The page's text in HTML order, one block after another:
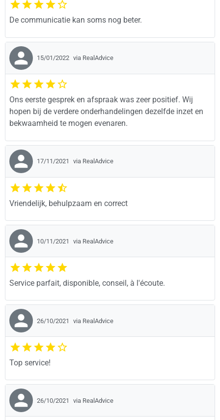
De communicatie kan soms nog beter.
15/01/2022 via RealAdvice
Ons eerste gesprek en afspraak was zeer positief. Wij
hopen bij de verdere onderhandelingen dezelfde inzet en
bekwaamheid te mogen evenaren.
17/11/2021 via RealAdvice
Vriendelijk, behulpzaam en correct
10/11/2021 via RealAdvice
Service parfait, disponible, conseil, à l'écoute.
26/10/2021 via RealAdvice
Top service!
26/10/2021 via RealAdvice